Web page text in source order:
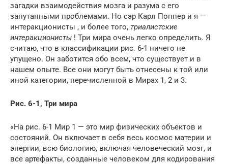
загадки взаимодействия мозга и разума с его
запутанными проблемами. Но сэр Карл Поппер и я —
интеракционисты , и более того, триалистские
интеракционисты ! Три мира очень легко определить. Я
считаю, что в классификации рис. 6-1 ничего не
упущено. Он заботится обо всем, что существует и в
нашем опыте. Все они могут быть отнесены к той или
иной категории, перечисленной в Мирах 1, 2 и 3.
Рис. 6-1, Три мира
«На рис. 6-1 Мир 1 — это мир физических объектов и
состояний. Он включает в себя весь космос материи и
энергии, всю биологию, включая человеческий мозг, и
все артефакты, созданные человеком для кодирования